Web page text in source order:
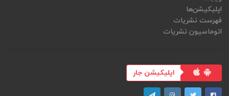
اپلیکیشن‌ها
فهرست نشریات
اتوماسیون نشریات
اپلیکیشن جار